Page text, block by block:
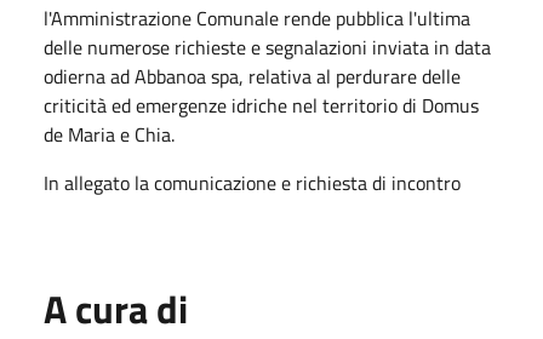
l'Amministrazione Comunale rende pubblica l'ultima
delle numerose richieste e segnalazioni inviata in data
odierna ad Abbanoa spa, relativa al perdurare delle
criticità ed emergenze idriche nel territorio di Domus
de Maria e Chia.
In allegato la comunicazione e richiesta di incontro
A cura di